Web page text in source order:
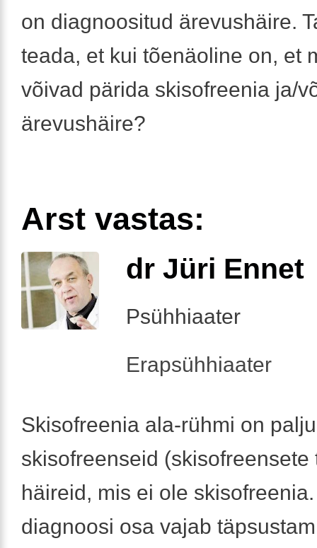
on diagnoositud ärevushäire.
teada, et kui tõenäoline on, et
võivad pärida skisofreenia ja/
ärevushäire?
Arst vastas:
dr Jüri Ennet
Psühhiaater
Erapsühhiaater
Skisofreenia ala-rühmi on
skisofreenseid (skisofreensete
häireid, mis ei ole
diagnoosi osa vajab